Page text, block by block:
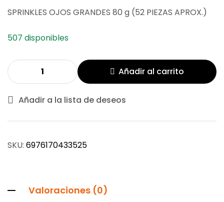
$
SPRINKLES OJOS GRANDES 80 g (52 PIEZAS APROX.)
507 disponibles
Añadir al carrito
Añadir a la lista de deseos
SKU: 6976170433525
Valoraciones (0)